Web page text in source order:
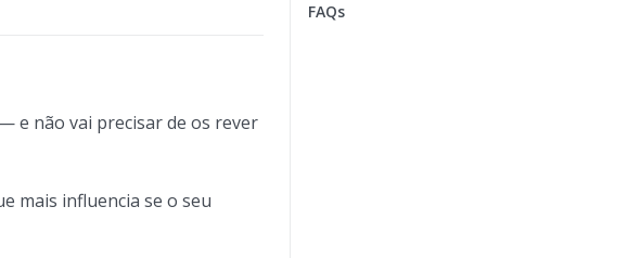
e não vai precisar de os rever
mais influencia se o seu
FAQs